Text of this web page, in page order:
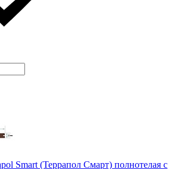
Smart (Террапол Смарт) полнотелая с